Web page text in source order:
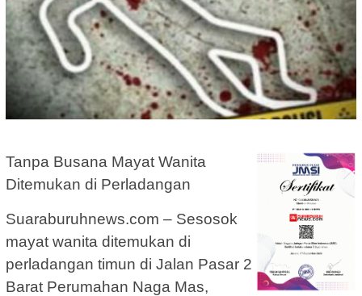
Tanpa Busana Mayat Wanita
Ditemukan di Perladangan
Suaraburuhnews.com – Sesosok
mayat wanita ditemukan di
perladangan timun di Jalan Pasar 2
Barat Perumahan Naga Mas,